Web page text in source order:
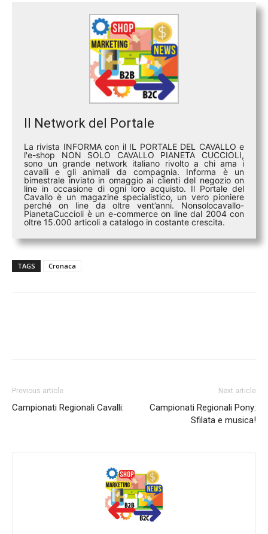
Il Network del Portale
La rivista INFORMA con il IL PORTALE DEL CAVALLO e
l'e-shop NON SOLO CAVALLO PIANETA CUCCIOLI,
sono un grande network italiano rivolto a chi ama i
cavalli e gli animali da compagnia. Informa è un
bimestrale inviato in omaggio ai clienti del negozio on
line in occasione di ogni loro acquisto. Il Portale del
Cavallo è un magazine specialistico, un vero pioniere
perché on line da oltre vent’anni. Nonsolocavallo-
PianetaCuccioli è un e-commerce on line dal 2004 con
oltre 15.000 articoli a catalogo in costante crescita.
TAGS Cronaca
Previous article
Campionati Regionali Cavalli:
Next article
Campionati Regionali Pony:
Sfilata e musica!